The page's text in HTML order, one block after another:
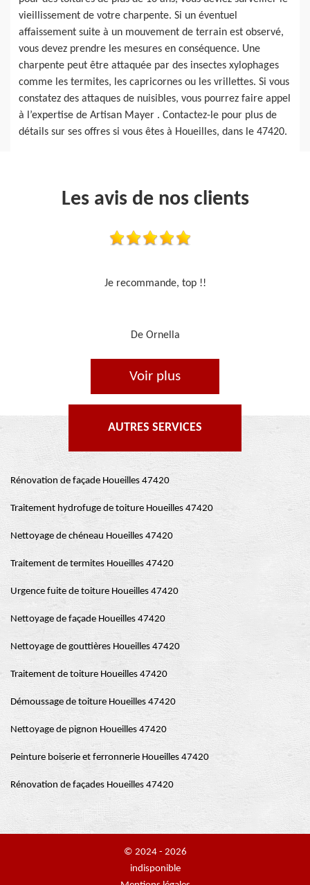
vieillissement de votre charpente. Si un éventuel
affaissement suite à un mouvement de terrain est observé,
vous devez prendre les mesures en conséquence. Une
charpente peut être attaquée par des insectes xylophages
comme les termites, les capricornes ou les vrillettes. Si vous
constatez des attaques de nuisibles, vous pourrez faire appel
à l’expertise de Artisan Mayer . Contactez-le pour plus de
détails sur ses offres si vous êtes à Houeilles, dans le 47420.
Les avis de nos clients
Travail sérieux
De Je cours je peins
Voir plus
AUTRES SERVICES
Rénovation de façade Houeilles 47420
Traitement hydrofuge de toiture Houeilles 47420
Nettoyage de chéneau Houeilles 47420
Traitement de termites Houeilles 47420
Urgence fuite de toiture Houeilles 47420
Nettoyage de façade Houeilles 47420
Nettoyage de gouttières Houeilles 47420
Traitement de toiture Houeilles 47420
Démoussage de toiture Houeilles 47420
Nettoyage de pignon Houeilles 47420
Peinture boiserie et ferronnerie Houeilles 47420
Rénovation de façades Houeilles 47420
© 2024 - 2026
indisponible